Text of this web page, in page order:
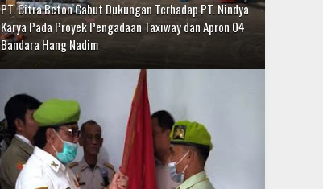
NASIONAL
Gusril Alizar Jabat Ketua Ranting PPM Kecamatan
Bengkong